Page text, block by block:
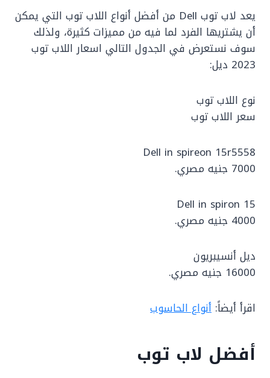
‏يعد لاب توب Dell من أفضل أنواع اللاب توب التي يمكن
أن يشتريها الفرد لما فيه من مميزات كثيرة، ولذلك
سوف نستعرض في الجدول التالي اسعار اللاب توب
2023 ديل:
نوع اللاب توب
سعر اللاب توب
Dell in spireon 15r5558
7000 جنيه مصري.
Dell in spiron 15
4000 جنيه مصري.
ديل أنسيبريون
16000 جنيه مصري.
اقرأ أيضاً: أنواع الحاسوب
أفضل لاب توب